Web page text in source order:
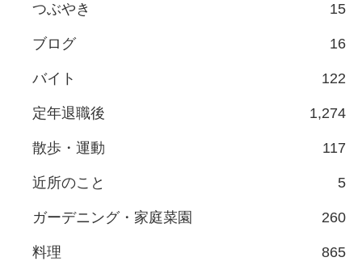
つぶやき 15
ブログ 16
バイト 122
定年退職後 1,274
散歩・運動 117
近所のこと 5
ガーデニング・家庭菜園 260
料理 865